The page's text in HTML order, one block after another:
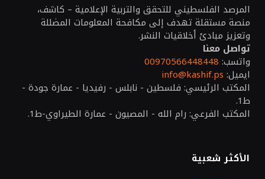
المرصد الفلسطيني للتحقق والتربية الإعلامية – كاشف،
منصة مستقلة تهدف إلى مكافحة المعلومات المضللة
وتعزيز مبادئ أخلاقيات النشر.
تواصل معنا
واتسب: 00970566448448
ايميل: info@kashif.ps
المكتب الرئيسي: فلسطين - نابلس - رفيديا - عمارة جودة -
ط1.
المكتب الفرعي: رام الله - المصيون - عمارة الطيراوي-ط1.
الأكثر شعبية